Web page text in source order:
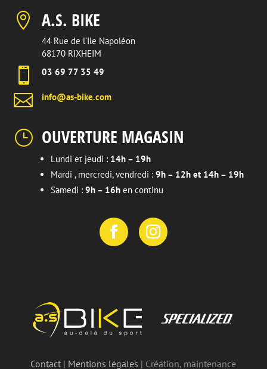
 A.S. BIKE
44 Rue de l’Ile Napoléon
68170 RIXHEIM
 03 69 77 35 49
 info@as-bike.com
} OUVERTURE MAGASIN
Lundi et jeudi : 14h – 19h
Mardi , mercredi, vendredi : 9h – 12h et 14h – 19h
Samedi : 9h – 16hen continu
Contact | Mentions légales | Création, maintenance